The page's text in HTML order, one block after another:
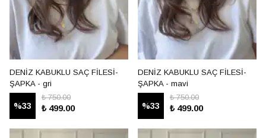
DENİZ KABUKLU SAÇ FİLESİ-
ŞAPKA - gri
%33
₺ 750.00
₺ 499.00
DENİZ KABUKLU SAÇ FİLESİ-
ŞAPKA - mavi
%33
₺ 750.00
₺ 499.00